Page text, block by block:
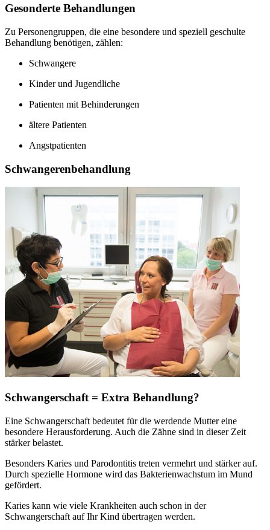
Gesonderte Behandlungen
Zu Personengruppen, die eine besondere und speziell geschulte
Behandlung benötigen, zählen:
Schwangere
Kinder und Jugendliche
Patienten mit Behinderungen
ältere Patienten
Angstpatienten
Schwangerenbehandlung
Schwangerschaft = Extra Behandlung?
Eine Schwangerschaft bedeutet für die werdende Mutter eine
besondere Herausforderung. Auch die Zähne sind in dieser Zeit
stärker belastet.
Besonders Karies und Parodontitis treten vermehrt und stärker auf.
Durch spezielle Hormone wird das Bakterienwachstum im Mund
gefördert.
Karies kann wie viele Krankheiten auch schon in der
Schwangerschaft auf Ihr Kind übertragen werden.